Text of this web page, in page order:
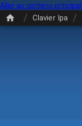
Aller au contenu principal
/ Clavier Ipa /